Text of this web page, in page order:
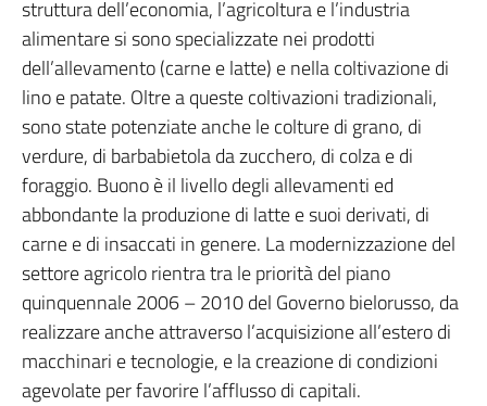
struttura dell’economia, l’agricoltura e l’industria
alimentare si sono specializzate nei prodotti
dell’allevamento (carne e latte) e nella coltivazione di
lino e patate. Oltre a queste coltivazioni tradizionali,
sono state potenziate anche le colture di grano, di
verdure, di barbabietola da zucchero, di colza e di
foraggio. Buono è il livello degli allevamenti ed
abbondante la produzione di latte e suoi derivati, di
carne e di insaccati in genere. La modernizzazione del
settore agricolo rientra tra le priorità del piano
quinquennale 2006 – 2010 del Governo bielorusso, da
realizzare anche attraverso l’acquisizione all’estero di
macchinari e tecnologie, e la creazione di condizioni
agevolate per favorire l’afflusso di capitali.